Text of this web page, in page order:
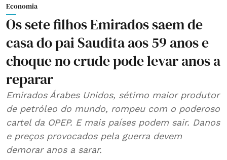
Economia
Os sete filhos Emirados saem de
casa do pai Saudita aos 59 anos e
choque no crude pode levar anos a
reparar
Emirados Árabes Unidos, sétimo maior produtor
de petróleo do mundo, rompeu com o poderoso
cartel da OPEP. E mais países podem sair. Danos
e preços provocados pela guerra devem
demorar anos a sarar.